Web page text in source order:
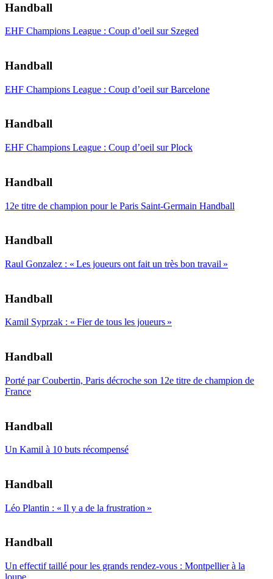
Handball
EHF Champions League : Coup d’oeil sur Szeged
Handball
EHF Champions League : Coup d’oeil sur Barcelone
Handball
EHF Champions League : Coup d’oeil sur Plock
Handball
12e titre de champion pour le Paris Saint-Germain Handball
Handball
Raul Gonzalez : « Les joueurs ont fait un très bon travail »
Handball
Kamil Syprzak : « Fier de tous les joueurs »
Handball
Porté par Coubertin, Paris décroche son 12e titre de champion de
France
Handball
Un Kamil à 10 buts récompensé
Handball
Léo Plantin : « Il y a de la frustration »
Handball
Un effectif taillé pour les grands rendez-vous : Montpellier à la